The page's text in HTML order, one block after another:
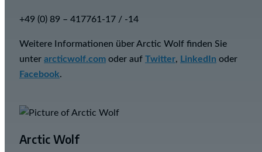
+49 (0) 89 – 417761-17 / -14
Weitere Informationen über Arctic Wolf finden Sie
unter arcticwolf.com oder auf Twitter, LinkedIn oder
Facebook.
Arctic Wolf